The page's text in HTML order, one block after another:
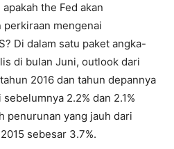
the Fed akan
mengenai
Di dalam satu paket angka-
di bulan Juni, outlook dari
2016 dan tahun depannya
2.2% dan 2.1%
penurunan yang jauh dari
sebesar 3.7%.